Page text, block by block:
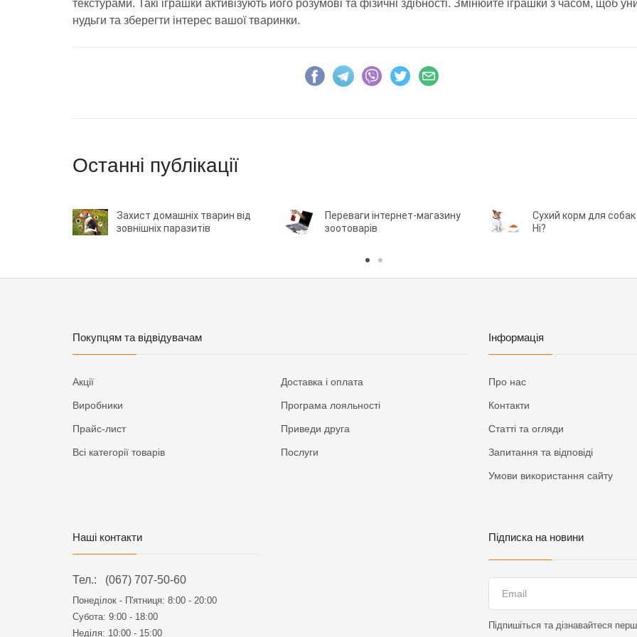
текстурами. Такі іграшки активізують його розумові та фізичні здібності. Змінюйте іграшки з часом, щоб
нудьги та зберегти інтерес вашої тваринки.
Останні публікації
Захист домашніх тварин від
зовнішніх паразитів
Переваги інтернет-магазину
зоотоварів
Сухий корм для собак
Ні?
Покупцям та відвідувачам
Акції
Виробники
Прайс-лист
Всі категорії товарів
Доставка і оплата
Програма лояльності
Приведи друга
Послуги
Інформація
Про нас
Контакти
Статті та огляди
Запитання та відповіді
Умови використання сайту
Наші контакти
Тел.: (067) 707-50-60
Понеділок - П'ятниця: 8:00 - 20:00
Субота: 9:00 - 18:00
Неділя: 10:00 - 15:00
Підписка на новини
Підпишіться та дізнавайтеся